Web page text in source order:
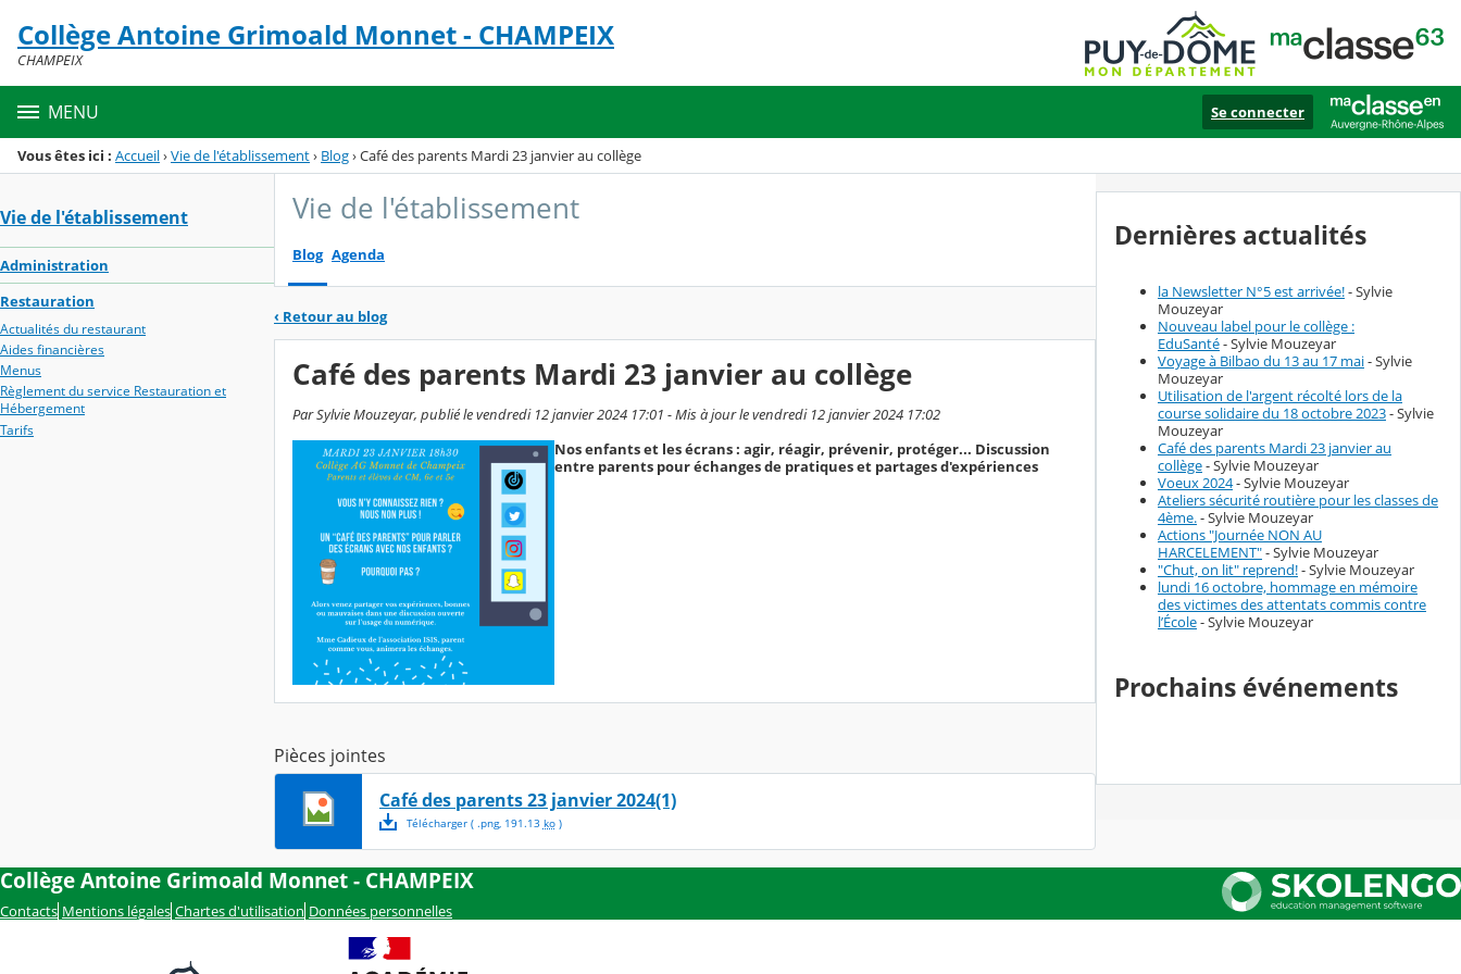
Menu de la rubrique
Contenu
Collège Antoine Grimoald Monnet - CHAMPEIX
CHAMPEIX
MENU Se connecter
Vous êtes ici : Accueil›Vie de l'établissement› Blog›Café des parents Mardi 23 janvier au collège
Vie de l'établissement
Administration
Restauration
Actualités du restaurant
Aides financières
Menus
Règlement du service Restauration et
Hébergement
Tarifs
Vie de l'établissement
Blog Agenda
‹ Retour au blog
Café des parents Mardi 23 janvier au collège
Par Sylvie Mouzeyar, publié le vendredi 12 janvier 2024 17:01 - Mis à jour le vendredi 12 janvier 2024 17:02
Nos enfants et les écrans : agir, réagir, prévenir, protéger... Discussion
entre parents pour échanges de pratiques et partages d'expériences
Pièces jointes
Café des parents 23 janvier 2024(1)
Télécharger( .png, 191.13 ko)
Dernières actualités
la Newsletter N°5 est arrivée!- Sylvie
Mouzeyar
Nouveau label pour le collège :
EduSanté- Sylvie Mouzeyar
Voyage à Bilbao du 13 au 17 mai- Sylvie
Mouzeyar
Utilisation de l'argent récolté lors de la
course solidaire du 18 octobre 2023- Sylvie
Mouzeyar
Café des parents Mardi 23 janvier au
collège- Sylvie Mouzeyar
Voeux 2024- Sylvie Mouzeyar
Ateliers sécurité routière pour les classes de
4ème.- Sylvie Mouzeyar
Actions "Journée NON AU
HARCELEMENT"- Sylvie Mouzeyar
"Chut, on lit" reprend!- Sylvie Mouzeyar
lundi 16 octobre, hommage en mémoire
des victimes des attentats commis contre
l’École- Sylvie Mouzeyar
Prochains événements
Collège Antoine Grimoald Monnet - CHAMPEIX
Contacts Mentions légales Chartes d'utilisation Données personnelles